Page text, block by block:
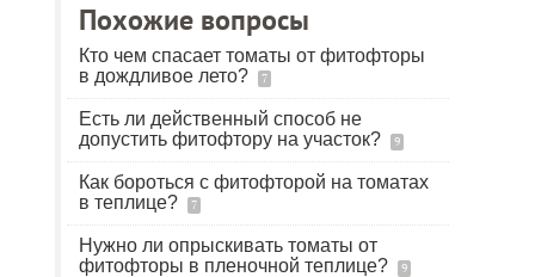
Похожие вопросы
Кто чем спасает томаты от фитофторы
в дождливое лето?
7
Есть ли действенный способ не
допустить фитофтору на участок?
9
Как бороться с фитофторой на томатах
в теплице?
7
Нужно ли опрыскивать томаты от
фитофторы в пленочной теплице?
9